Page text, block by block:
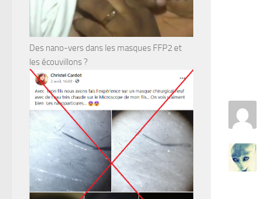
Des nano-vers dans les masques FFP2 et
les écouvillons ?